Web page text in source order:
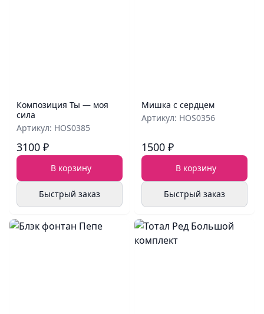
Композиция Ты — моя
сила
Артикул: HOS0385
3100 ₽
В корзину
Быстрый заказ
Мишка с сердцем
Артикул: HOS0356
1500 ₽
В корзину
Быстрый заказ